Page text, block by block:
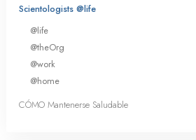
Scientologists @life
@life
@theOrg
@work
@home
CÓMO Mantenerse Saludable